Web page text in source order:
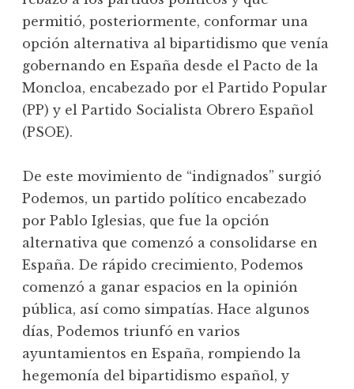
permitió, posteriormente, conformar una
opción alternativa al bipartidismo que venía
gobernando en España desde el Pacto de la
Moncloa, encabezado por el Partido Popular
(PP) y el Partido Socialista Obrero Español
(PSOE).
De este movimiento de “indignados” surgió
Podemos, un partido político encabezado
por Pablo Iglesias, que fue la opción
alternativa que comenzó a consolidarse en
España. De rápido crecimiento, Podemos
comenzó a ganar espacios en la opinión
pública, así como simpatías. Hace algunos
días, Podemos triunfó en varios
ayuntamientos en España, rompiendo la
hegemonía del bipartidismo español, y